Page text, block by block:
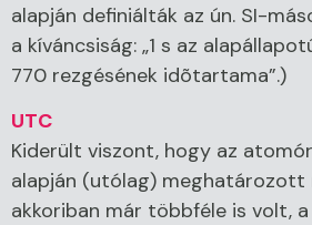
alapján definiálták az ún. SI-
a kíváncsiság: „1 s az
770 rezgésének idõtartama”.)
UTC
Kiderült viszont, hogy az
alapján (utólag) meghatározott
akkoriban már többféle is volt,